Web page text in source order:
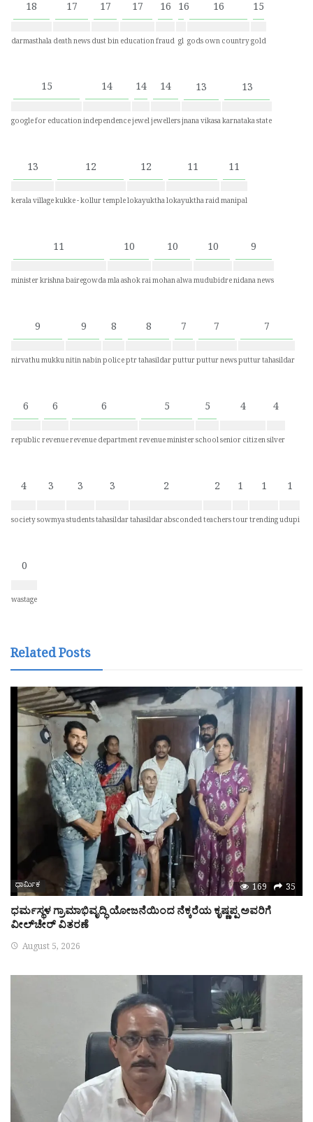
18
darmasthala
17
death news
17
dust bin
17
education
16
fraud
16
gl
16
gods own country
15
gold
15
google for education
14
independence
14
jewel
14
jewellers
13
jnana vikasa
13
karnataka state
13
kerala village
12
kukke - kollur temple
12
lokayuktha
11
lokayuktha raid
11
manipal
11
minister krishna bairegowda
10
mla ashok rai
10
mohan alwa
10
mudubidre
9
nidana news
9
nirvathu mukku
9
nitin nabin
8
police
8
ptr tahasildar
7
puttur
7
puttur news
7
puttur tahasildar
6
republic
6
revenue
6
revenue department
5
revenue minister
5
school
4
senior citizen
4
silver
4
society
3
sowmya
3
students
3
tahasildar
2
tahasildar absconded
2
teachers
1
tour
1
trending
1
udupi
0
wastage
Related Posts
ಧಾರ್ಮಿಕ 169 35
ಧರ್ಮಸ್ಥಳ ಗ್ರಾಮಾಭಿವೃದ್ಧಿ ಯೋಜನೆಯಿಂದ ನೆಕ್ಕರೆಯ ಕೃಷ್ಣಪ್ಪ ಅವರಿಗೆ
ವೀಲ್‌ಚೇರ್ ವಿತರಣೆ
August 5, 2026